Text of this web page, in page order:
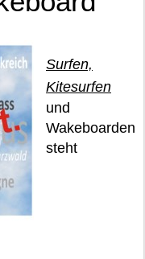
Surfen,
Kitesurfen
und
Wakeboarden
steht